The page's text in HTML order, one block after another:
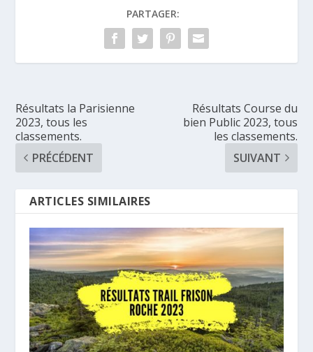
PARTAGER:
Résultats la Parisienne
2023, tous les
classements.
PRÉCÉDENT
Résultats Course du
bien Public 2023, tous
les classements.
SUIVANT
ARTICLES SIMILAIRES